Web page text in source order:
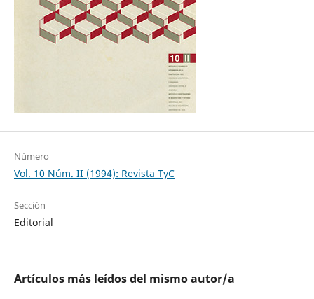
Número
Vol. 10 Núm. II (1994): Revista TyC
Sección
Editorial
Artículos más leídos del mismo autor/a